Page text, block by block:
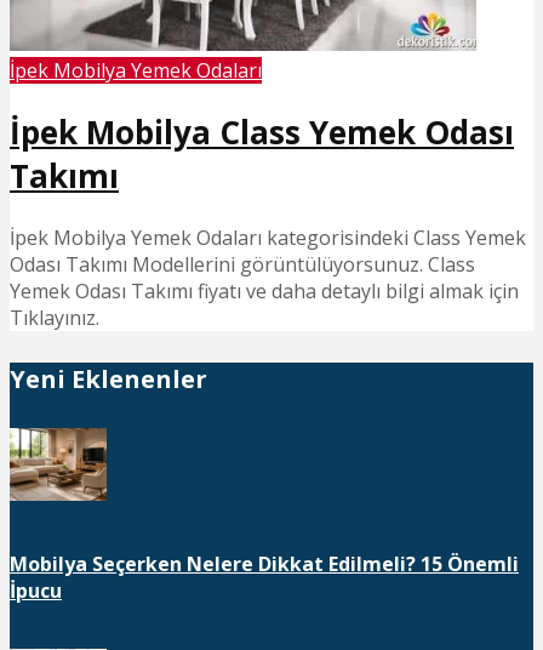
İpek Mobilya Yemek Odaları
İpek Mobilya Class Yemek Odası
Takımı
İpek Mobilya Yemek Odaları kategorisindeki Class Yemek
Odası Takımı Modellerini görüntülüyorsunuz. Class
Yemek Odası Takımı fiyatı ve daha detaylı bilgi almak için
Tıklayınız.
Yeni Eklenenler
Mobilya Seçerken Nelere Dikkat Edilmeli? 15 Önemli
İpucu